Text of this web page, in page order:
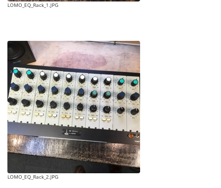
LOMO_EQ_Rack_1.JPG
LOMO_EQ_Rack_2.JPG